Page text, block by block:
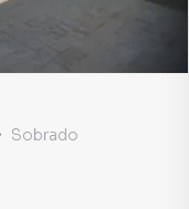
Sobrado